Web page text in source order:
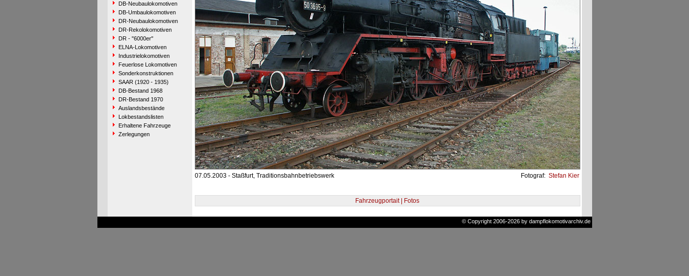
DB-Neubaulokomotiven
DB-Umbaulokomotiven
DR-Neubaulokomotiven
DR-Rekolokomotiven
DR - "6000er"
ELNA-Lokomotiven
Industrielokomotiven
Feuerlose Lokomotiven
Sonderkonstruktionen
SAAR (1920 - 1935)
DB-Bestand 1968
DR-Bestand 1970
Auslandsbestände
Lokbestandslisten
Erhaltene Fahrzeuge
Zerlegungen
07.05.2003 - Staßfurt, Traditionsbahnbetriebswerk Fotograf: Stefan Kier
Fahrzeugportait | Fotos
© Copyright 2006-2026 by dampflokomotivarchiv.de